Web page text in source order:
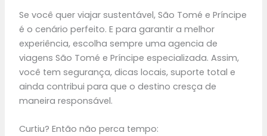
Se você quer viajar sustentável, São Tomé e Príncipe
é o cenário perfeito. E para garantir a melhor
experiência, escolha sempre uma agencia de
viagens São Tomé e Príncipe especializada. Assim,
você tem segurança, dicas locais, suporte total e
ainda contribui para que o destino cresça de
maneira responsável.
Curtiu? Então não perca tempo: